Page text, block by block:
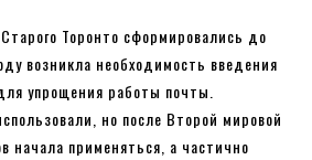
Торонто сформировались до
возникла необходимость введения
упрощения работы почты.
но после Второй мировой
начала применяться, а частично